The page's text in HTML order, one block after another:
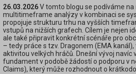
26.03.2026V tomto blogu se podíváme na
multitimeframe analýzy v kombinaci se
propojuje strukturu trhu na vyšších
vstupů na nižších grafech. Cílem je nejen
ale také připravit konkrétní scénáře pro
– tedy práce s tzv. Dragonem (EMA
aktivitou velkých hráčů. Dnešní vývoj navíc
fundament v podobě žádostí o podporu v
Claims), který může rozhodnout o